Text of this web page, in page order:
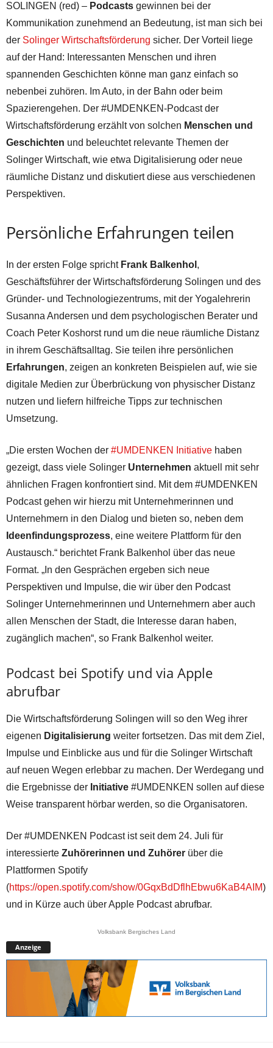
SOLINGEN (red) – Podcasts gewinnen bei der
Kommunikation zunehmend an Bedeutung, ist man sich bei
der Solinger Wirtschaftsförderung sicher. Der Vorteil liege
auf der Hand: Interessanten Menschen und ihren
spannenden Geschichten könne man ganz einfach so
nebenbei zuhören. Im Auto, in der Bahn oder beim
Spazierengehen. Der #UMDENKEN-Podcast der
Wirtschaftsförderung erzählt von solchen Menschen und
Geschichten und beleuchtet relevante Themen der
Solinger Wirtschaft, wie etwa Digitalisierung oder neue
räumliche Distanz und diskutiert diese aus verschiedenen
Perspektiven.
Persönliche Erfahrungen teilen
In der ersten Folge spricht Frank Balkenhol ,
Geschäftsführer der Wirtschaftsförderung Solingen und des
Gründer- und Technologiezentrums, mit der Yogalehrerin
Susanna Andersen und dem psychologischen Berater und
Coach Peter Koshorst rund um die neue räumliche Distanz
in ihrem Geschäftsalltag. Sie teilen ihre persönlichen
Erfahrungen, zeigen an konkreten Beispielen auf, wie sie
digitale Medien zur Überbrückung von physischer Distanz
nutzen und liefern hilfreiche Tipps zur technischen
Umsetzung.
„Die ersten Wochen der #UMDENKEN Initiative haben
gezeigt, dass viele Solinger Unternehmen aktuell mit sehr
ähnlichen Fragen konfrontiert sind. Mit dem #UMDENKEN
Podcast gehen wir hierzu mit Unternehmerinnen und
Unternehmern in den Dialog und bieten so, neben dem
Ideenfindungsprozess, eine weitere Plattform für den
Austausch.“ berichtet Frank Balkenhol über das neue
Format. „In den Gesprächen ergeben sich neue
Perspektiven und Impulse, die wir über den Podcast
Solinger Unternehmerinnen und Unternehmern aber auch
allen Menschen der Stadt, die Interesse daran haben,
zugänglich machen“, so Frank Balkenhol weiter.
Podcast bei Spotify und via Apple
abrufbar
Die Wirtschaftsförderung Solingen will so den Weg ihrer
eigenen Digitalisierung weiter fortsetzen. Das mit dem Ziel,
Impulse und Einblicke aus und für die Solinger Wirtschaft
auf neuen Wegen erlebbar zu machen. Der Werdegang und
die Ergebnisse der Initiative #UMDENKEN sollen auf diese
Weise transparent hörbar werden, so die Organisatoren.
Der #UMDENKEN Podcast ist seit dem 24. Juli für
interessierte Zuhörerinnen und Zuhörer über die
Plattformen Spotify
(https://open.spotify.com/show/0GqxBdDflhEbwu6KaB4AIM)
und in Kürze auch über Apple Podcast abrufbar.
Volksbank Bergisches Land
Anzeige